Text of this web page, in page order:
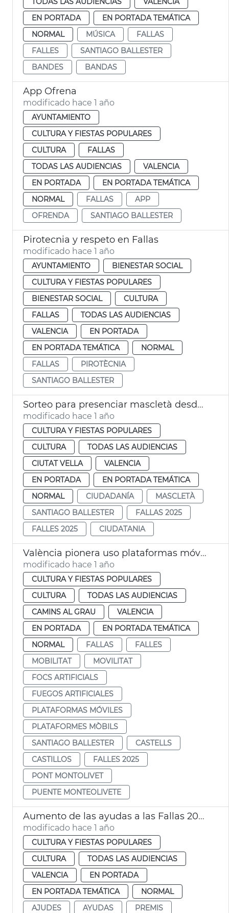
EN PORTADA
EN PORTADA TEMÁTICA
NORMAL
MÚSICA
FALLAS
FALLES
SANTIAGO BALLESTER
BANDES
BANDAS
App Ofrena
modificado hace 1 año
AYUNTAMIENTO
CULTURA Y FIESTAS POPULARES
CULTURA
FALLAS
TODAS LAS AUDIENCIAS
VALENCIA
EN PORTADA
EN PORTADA TEMÁTICA
NORMAL
FALLAS
APP
OFRENDA
SANTIAGO BALLESTER
Pirotecnia y respeto en Fallas
modificado hace 1 año
AYUNTAMIENTO
BIENESTAR SOCIAL
CULTURA Y FIESTAS POPULARES
BIENESTAR SOCIAL
CULTURA
FALLAS
TODAS LAS AUDIENCIAS
VALENCIA
EN PORTADA
EN PORTADA TEMÁTICA
NORMAL
FALLAS
PIROTÈCNIA
SANTIAGO BALLESTER
Sorteo para presenciar mascletà desde el balcón del Ayuntamiento València
modificado hace 1 año
CULTURA Y FIESTAS POPULARES
CULTURA
TODAS LAS AUDIENCIAS
CIUTAT VELLA
VALENCIA
EN PORTADA
EN PORTADA TEMÁTICA
NORMAL
CIUDADANÍA
MASCLETÀ
SANTIAGO BALLESTER
FALLAS 2025
FALLES 2025
CIUDATANIA
València pionera uso plataformas móviles disparo castillos Fallas
modificado hace 1 año
CULTURA Y FIESTAS POPULARES
CULTURA
TODAS LAS AUDIENCIAS
CAMINS AL GRAU
VALENCIA
EN PORTADA
EN PORTADA TEMÁTICA
NORMAL
FALLAS
FALLES
MOBILITAT
MOVILITAT
FOCS ARTIFICIALS
FUEGOS ARTIFICIALES
PLATAFORMAS MÓVILES
PLATAFORMES MÒBILS
SANTIAGO BALLESTER
CASTELLS
CASTILLOS
FALLES 2025
PONT MONTOLIVET
PUENTE MONTEOLIVETE
Aumento de las ayudas a las Fallas 2025
modificado hace 1 año
CULTURA Y FIESTAS POPULARES
CULTURA
TODAS LAS AUDIENCIAS
VALENCIA
EN PORTADA
EN PORTADA TEMÁTICA
NORMAL
AJUDES
AYUDAS
PREMIS